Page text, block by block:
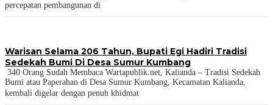
percepatan pembangunan di
Warisan Selama 206 Tahun, Bupati Egi Hadiri Tradisi
Sedekah Bumi Di Desa Sumur Kumbang
340 Orang Sudah Membaca Wartapublik.net, Kalianda – Tradisi Sedekah
Bumi atau Paperahan di Desa Sumur Kumbang, Kecamatan Kalianda,
kembali digelar dengan penuh khidmat